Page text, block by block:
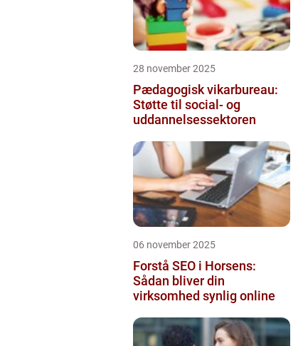
28 november 2025
Pædagogisk vikarbureau:
Støtte til social- og
uddannelsessektoren
06 november 2025
Forstå SEO i Horsens:
Sådan bliver din
virksomhed synlig online